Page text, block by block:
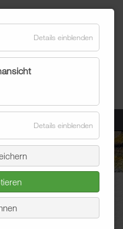
Blogeintrag
Details einblenden
Details einblenden